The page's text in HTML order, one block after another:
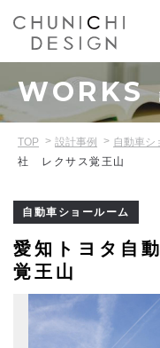
WORKS
TOP 設計事例 自動車シ
社 レクサス覚王山
自動車ショールーム
愛知トヨタ自
覚王山